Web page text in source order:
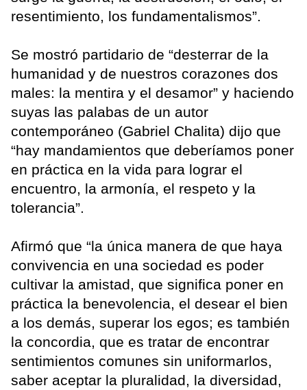
resentimiento, los fundamentalismos”.
Se mostró partidario de “desterrar de la
humanidad y de nuestros corazones dos
males: la mentira y el desamor” y haciendo
suyas las palabas de un autor
contemporáneo (Gabriel Chalita) dijo que
“hay mandamientos que deberíamos poner
en práctica en la vida para lograr el
encuentro, la armonía, el respeto y la
tolerancia”.
Afirmó que “la única manera de que haya
convivencia en una sociedad es poder
cultivar la amistad, que significa poner en
práctica la benevolencia, el desear el bien
a los demás, superar los egos; es también
la concordia, que es tratar de encontrar
sentimientos comunes sin uniformarlos,
saber aceptar la pluralidad, la diversidad,